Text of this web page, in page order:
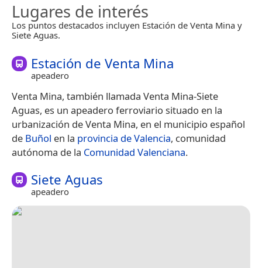
Lugares de interés
Los puntos destacados incluyen Estación de Venta Mina y
Siete Aguas.
Estación de Venta Mina
apeadero
Venta Mina, también llamada Venta Mina-Siete
Aguas, es un apeadero ferroviario situado en la
urbanización de Venta Mina, en el municipio español
de Buñol en la provincia de Valencia, comunidad
autónoma de la Comunidad Valenciana.
Siete Aguas
apeadero